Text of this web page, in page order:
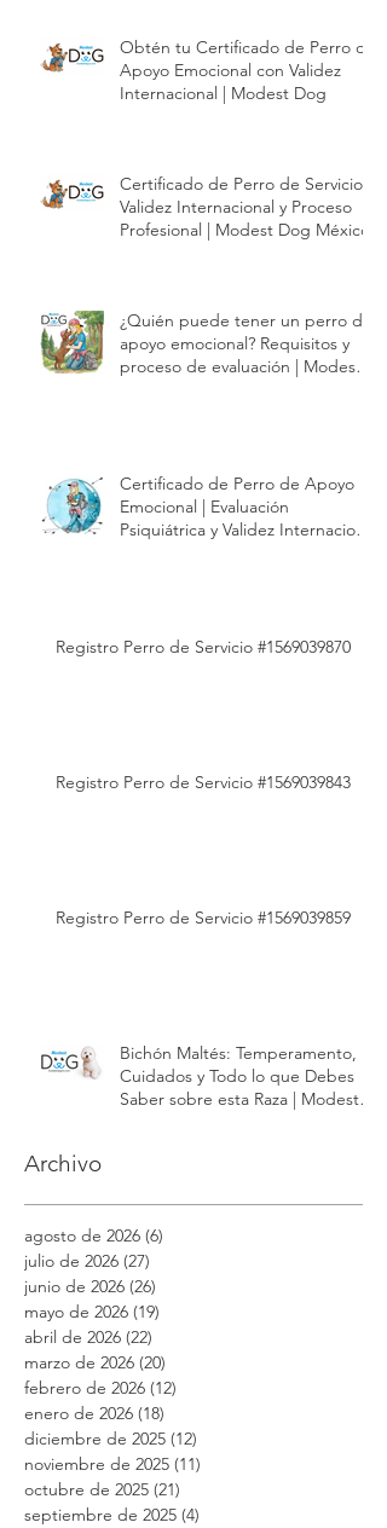
Obtén tu Certificado de Perro de
Apoyo Emocional con Validez
Internacional | Modest Dog
Certificado de Perro de Servicio |
Validez Internacional y Proceso
Profesional | Modest Dog México
¿Quién puede tener un perro de
apoyo emocional? Requisitos y
proceso de evaluación | Modest
Certificado de Perro de Apoyo
Emocional | Evaluación
Psiquiátrica y Validez Internacional
Registro Perro de Servicio #1569039870
Registro Perro de Servicio #1569039843
Registro Perro de Servicio #1569039859
Bichón Maltés: Temperamento,
Cuidados y Todo lo que Debes
Saber sobre esta Raza | Modest
Archivo
agosto de 2026 (6)
julio de 2026 (27)
junio de 2026 (26)
mayo de 2026 (19)
abril de 2026 (22)
marzo de 2026 (20)
febrero de 2026 (12)
enero de 2026 (18)
diciembre de 2025 (12)
noviembre de 2025 (11)
octubre de 2025 (21)
septiembre de 2025 (4)